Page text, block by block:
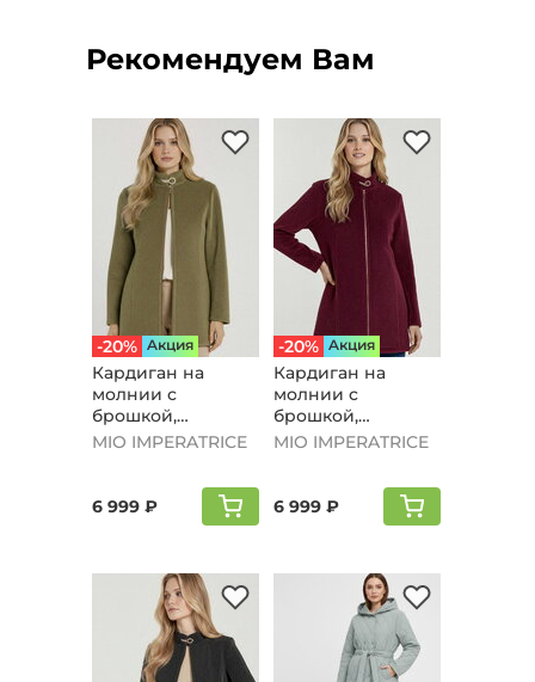
Рекомендуем Вам
-20% Aкция
Кардиган на
молнии с
брошкой,
оливковый
MIO IMPERATRICE
6 999 ₽
-20% Aкция
Кардиган на
молнии с
брошкой,
бордовый
MIO IMPERATRICE
6 999 ₽